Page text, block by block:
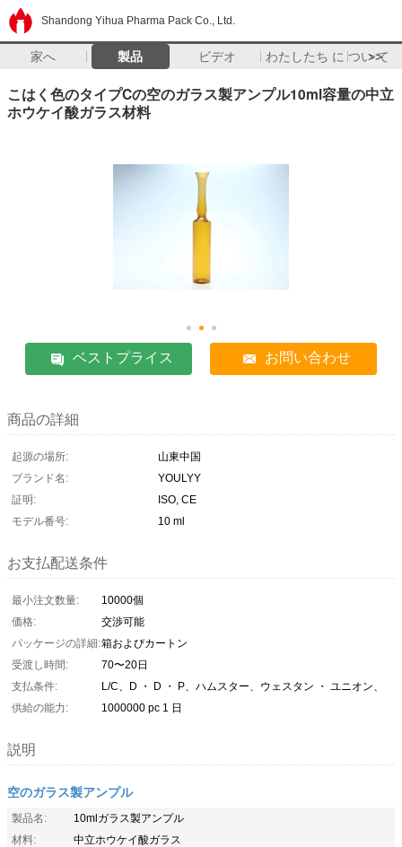
Shandong Yihua Pharma Pack Co., Ltd.
家へ 製品 ビデオ わたしたち に つい て
>>
こはく色のタイプCの空のガラス製アンプル10ml容量の中立
ホウケイ酸ガラス材料
ベストプライス お問い合わせ
商品の詳細
起源の場所:
山東中国
ブランド名:
YOULYY
証明:
ISO, CE
モデル番号:
10 ml
お支払配送条件
最小注文数量:
10000個
価格:
交渉可能
パッケージの詳細:箱およびカートン
受渡し時間:
70〜20日
支払条件:
L/C、D ・ D ・ P、ハムスター、ウェスタン ・ ユニオン、
供給の能力:
1000000 pc 1 日
説明
空のガラス製アンプル
製品名:
10mlガラス製アンプル
材料:
中立ホウケイ酸ガラス